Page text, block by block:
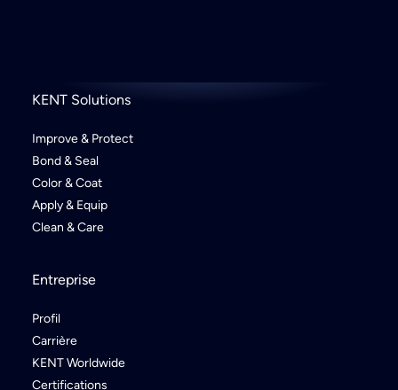
KENT Solutions
Improve & Protect
Bond & Seal
Color & Coat
Apply & Equip
Clean & Care
Entreprise
Profil
Carrière
KENT Worldwide
Certifications